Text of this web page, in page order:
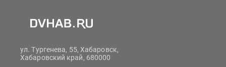
ул. Тургенева, 55, Хабаровск,
Хабаровский край, 680000